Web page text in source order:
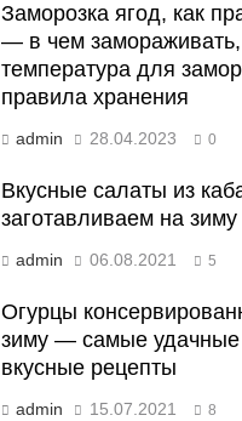
Заморозка ягод, как
— в чем замораживать,
температура для
правила хранения
admin 28.04.2023 0
Вкусные салаты из
заготавливаем на зиму
admin 06.08.2021 5
Огурцы
зиму — самые удачные
вкусные рецепты
admin 15.07.2021 8